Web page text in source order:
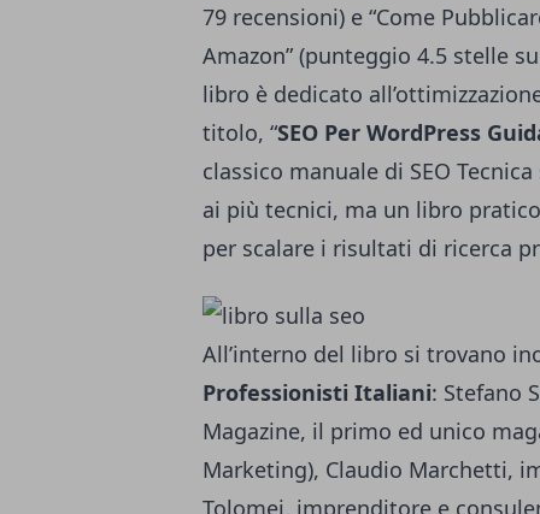
79 recensioni) e “Come
Amazon” (punteggio 4.5 stelle
libro è dedicato
titolo, “SEO Per WordPress
classico manuale di SEO
ai più tecnici, ma un libro
per scalare i risultati di ricerca
All’interno del libro si trovano
Professionisti Italiani: Stefano
Magazine, il primo ed unico
Marketing), Claudio Marchetti,
Tolomei, imprenditore e